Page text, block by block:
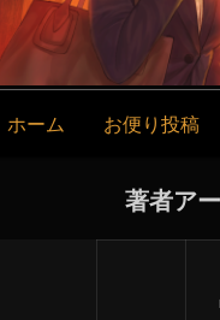
ホーム お便り投稿
著者ア